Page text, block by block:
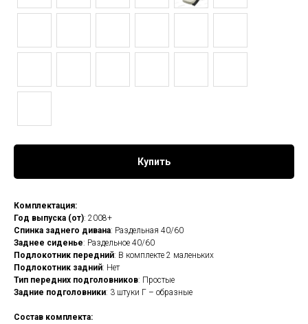
Купить
Комплектация:
Год выпуска (от): 2008+
Спинка заднего дивана: Раздельная 40/60
Заднее сиденье: Раздельное 40/60
Подлокотник передний: В комплекте 2 маленьких
Подлокотник задний: Нет
Тип передних подголовников: Простые
Задние подголовники: 3 штуки Г – образные
Состав комплекта: